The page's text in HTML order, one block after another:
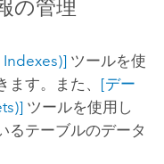
の管理
ツールを使
す。また、 [デー
ツールを使用し
るテーブルのデータ